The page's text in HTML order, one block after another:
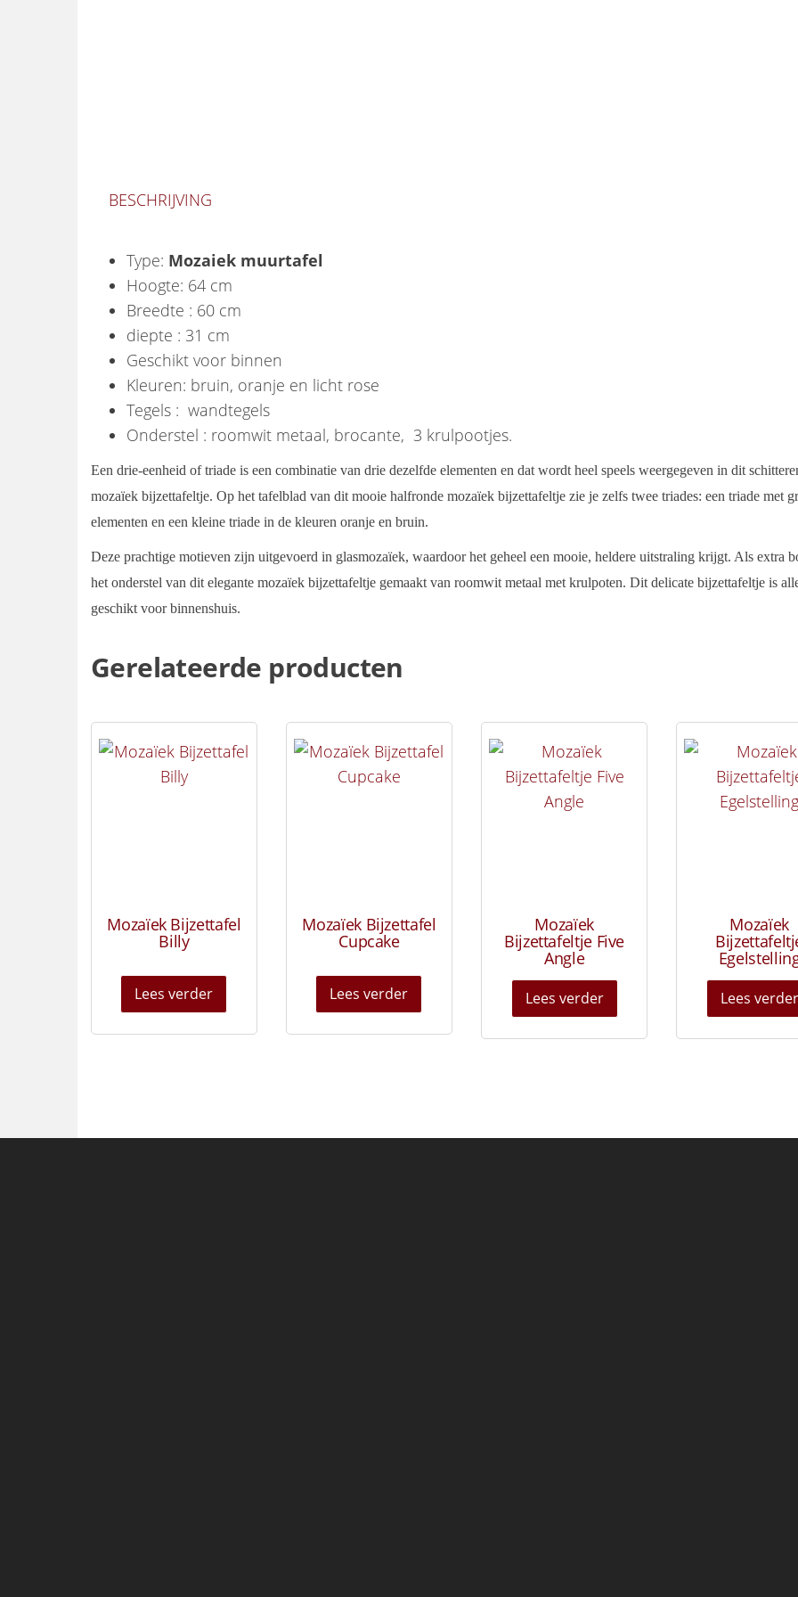
BESCHRIJVING
Type: Mozaiek muurtafel
Hoogte: 64 cm
Breedte : 60 cm
diepte : 31 cm
Geschikt voor binnen
Kleuren: bruin, oranje en licht rose
Tegels : wandtegels
Onderstel : roomwit metaal, brocante, 3 krulpootjes.
Een drie-eenheid of triade is een combinatie van drie dezelfde elementen en dat wordt heel speels weergegeven in dit
mozaïek bijzettafeltje. Op het tafelblad van dit mooie halfronde mozaïek bijzettafeltje zie je zelfs twee triades: een triade met
elementen en een kleine triade in de kleuren oranje en bruin.
Deze prachtige motieven zijn uitgevoerd in glasmozaïek, waardoor het geheel een mooie, heldere uitstraling krijgt. Als extra
het onderstel van dit elegante mozaïek bijzettafeltje gemaakt van roomwit metaal met krulpoten. Dit delicate bijzettafeltje is
geschikt voor binnenshuis.
Gerelateerde producten
Mozaïek Bijzettafel
Billy
Lees verder
Mozaïek Bijzettafel
Cupcake
Lees verder
Mozaïek
Bijzettafeltje Five
Angle
Lees verder
Mozaïek
Lees verder